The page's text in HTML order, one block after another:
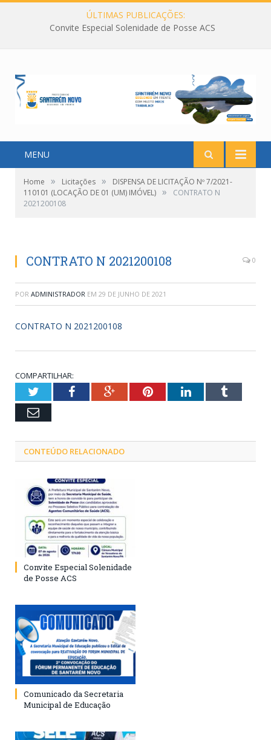
ÚLTIMAS PUBLICAÇÕES:
Convite Especial Solenidade de Posse ACS
MENU
Home » Licitações »
DISPENSA DE LICITAÇÃO Nº 7/2021-
110101 (LOCAÇÃO DE 01 (UM) IMÓVEL) »
CONTRATO N
2021200108
CONTRATO N 2021200108 0
POR ADMINISTRADOR EM 29 DE JUNHO DE 2021
CONTRATO N 2021200108
COMPARTILHAR:
TwitterFacebookGoogle+PinterestLinkedInTumblr
Email
CONTEÚDO RELACIONADO
Convite Especial Solenidade
de Posse ACS
Comunicado da Secretaria
Municipal de Educação